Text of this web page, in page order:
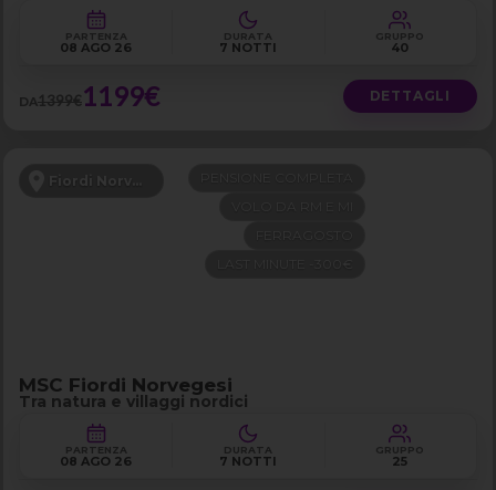
PARTENZA
08 AGO 26
DURATA
7 NOTTI
GRUPPO
40
DA1399€1199€ DETTAGLI
Fiordi Norvegesi
MSC Fiordi Norvegesi
Tra natura e villaggi nordici
PARTENZA
08 AGO 26
DURATA
7 NOTTI
GRUPPO
25